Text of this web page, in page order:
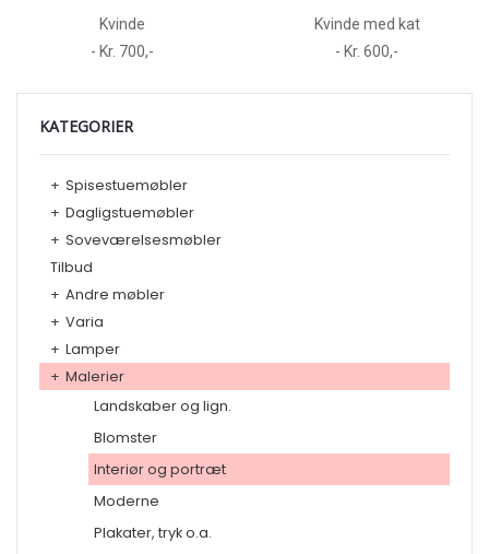
Kvinde
- Kr. 700,-
Kvinde med kat
- Kr. 600,-
KATEGORIER
+ Spisestuemøbler
+ Dagligstuemøbler
+ Soveværelsesmøbler
Tilbud
+ Andre møbler
+ Varia
+ Lamper
+ Malerier
Landskaber og lign.
Blomster
Interiør og portræt
Moderne
Plakater, tryk o.a.